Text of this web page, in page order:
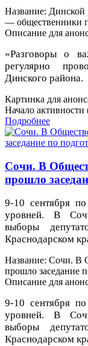
Название: Динской
— общественники
Описание для
«Разговоры о
регулярно
Динского района.
Картинка для
Начало активности
Подробнее
Сочи. В
прошло
9-10 сентября
уровней. В
выборы
Краснодарском
Название: Сочи. В
прошло заседание
Описание для
9-10 сентября
уровней. В
выборы
Краснодарском